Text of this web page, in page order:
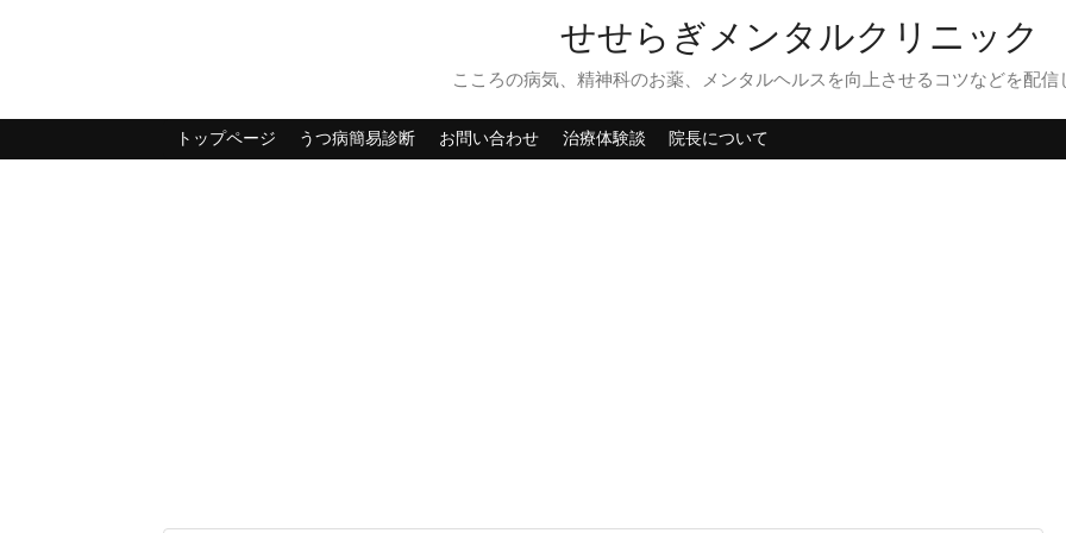
せせらぎメンタルクリニック
こころの病気、精神科のお薬、メンタルヘルスを向上させるコツなどを配信
トップページ うつ病簡易診断 お問い合わせ 治療体験談 院長について